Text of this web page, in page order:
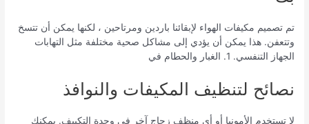
تم تصميم مكيفات الهواء لإبقائنا باردين ومرتاحين ، لكنها يمكن أن تتسخ
وتتعفن. هذا يمكن أن يؤدي إلى مشاكل صحية مختلفة مثل التهابات
الجهاز التنفسي. 1. الغبار والحطام في
نصائح لتنظيف المكيفات والنوافذ
لا تستخدم الأمونيا أو أي منظف زجاج آخر في وحدة التكييف. يمكنك